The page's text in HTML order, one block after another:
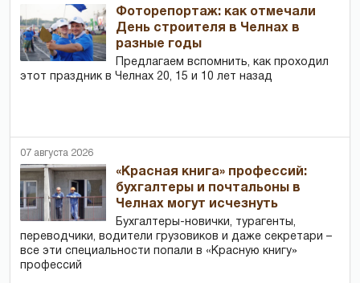
Фоторепортаж: как отмечали
День строителя в Челнах в
разные годы
Предлагаем вспомнить, как проходил
этот праздник в Челнах 20, 15 и 10 лет назад
07 августа 2026
«Красная книга» профессий:
бухгалтеры и почтальоны в
Челнах могут исчезнуть
Бухгалтеры-новички, тур­агенты,
переводчики, водители грузовиков и даже секретари –
все эти специальности попали в «Красную книгу»
профессий